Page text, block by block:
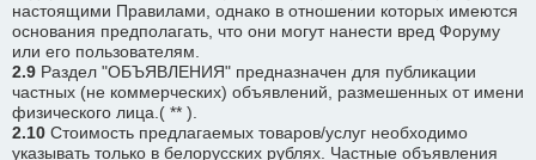
настоящими Правилами, однако в отношении которых имеются
основания предполагать, что они могут нанести вред Форуму
или его пользователям.
2.9 Раздел "ОБЪЯВЛЕНИЯ" предназначен для публикации
частных (не коммерческих) объявлений, размешенных от имени
физического лица.( ** ).
2.10 Стоимость предлагаемых товаров/услуг необходимо
указывать только в белорусских рублях. Частные объявления